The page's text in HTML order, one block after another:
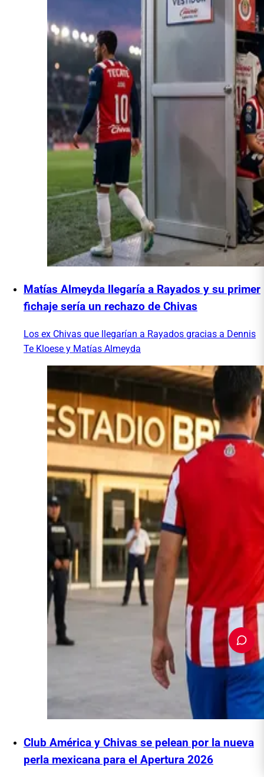
Matías Almeyda llegaría a Rayados y su primer
fichaje sería un rechazo de Chivas
Los ex Chivas que llegarían a Rayados gracias a Dennis
Te Kloese y Matías Almeyda
Club América y Chivas se pelean por la nueva
perla mexicana para el Apertura 2026